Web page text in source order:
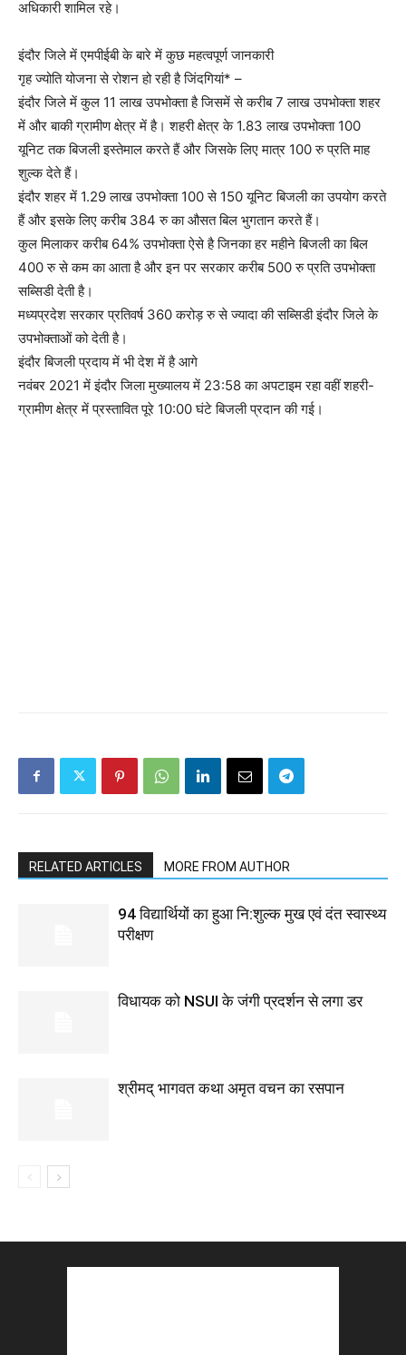
अधिकारी शामिल रहे।
इंदौर जिले में एमपीईबी के बारे में कुछ महत्‍वपूर्ण जानकारी
गृह ज्‍योति योजना से रोशन हो रही है जिंदगियां* –
इंदौर जिले में कुल 11 लाख उपभोक्‍ता है जिसमें से करीब 7 लाख उपभोक्ता शहर
में और बाकी ग्रामीण क्षेत्र में है। शहरी क्षेत्र के 1.83 लाख उपभोक्‍ता 100
यूनिट तक बिजली इस्‍तेमाल करते हैं और जिसके लिए मात्र 100 रु प्रति माह
शुल्क देते हैं।
इंदौर शहर में 1.29 लाख उपभोक्‍ता 100 से 150 यूनिट बिजली का उपयोग करते
हैं और इसके लिए करीब 384 रु का औसत बिल भुगतान करते हैं।
कुल मिलाकर करीब 64% उपभोक्ता ऐसे है जिनका हर महीने बिजली का बिल
400 रु से कम का आता है और इन पर सरकार करीब 500 रु प्रति उपभोक्ता
सब्सिडी देती है।
मध्‍यप्रदेश सरकार प्रतिवर्ष 360 करोड़ रु से ज्‍यादा की सब्सिडी इंदौर जिले के
उपभोक्‍ताओं को देती है।
इंदौर बिजली प्रदाय में भी देश में है आगे
नवंबर 2021 में इंदौर जिला मुख्‍यालय में 23:58 का अपटाइम रहा वहीं शहरी-
ग्रामीण क्षेत्र में प्रस्‍तावित पूरे 10:00 घंटे बिजली प्रदान की गई।
RELATED ARTICLES MORE FROM AUTHOR
94 विद्यार्थियों का हुआ नि:शुल्क मुख एवं दंत स्वास्थ्य
परीक्षण
विधायक को NSUI के जंगी प्रदर्शन से लगा डर
श्रीमद् भागवत कथा अमृत वचन का रसपान